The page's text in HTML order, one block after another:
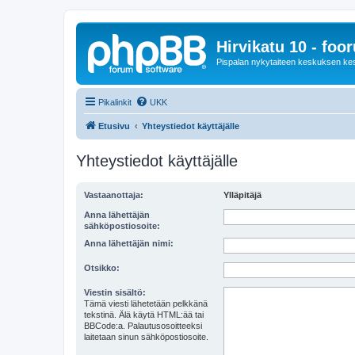
Hirvikatu 10 -
Pispalan nykytaiteen keskuksen
Pikalinkit UKK
Etusivu Yhteystiedot käyttäjälle
Yhteystiedot käyttäjälle
Vastaanottaja: Ylläpitäjä
Anna lähettäjän
sähköpostiosoite:
Anna lähettäjän nimi:
Otsikko:
Viestin sisältö:
Tämä viesti lähetetään pelkkänä
tekstinä. Älä käytä HTML:ää tai
BBCode:a. Palautusosoitteeksi
laitetaan sinun sähköpostiosoite.